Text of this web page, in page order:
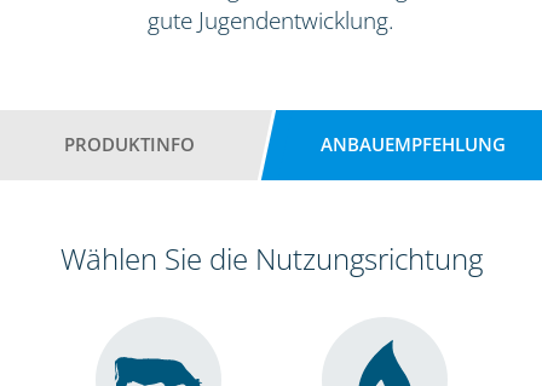
gute Jugendentwicklung.
PRODUKTINFO ANBAUEMPFEHLUNG
Wählen Sie die Nutzungsrichtung